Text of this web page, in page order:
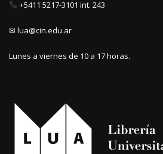
+5411 5217-3101 int. 243
✉ lua@cin.edu.ar
Lunes a viernes de 10 a 17 horas.